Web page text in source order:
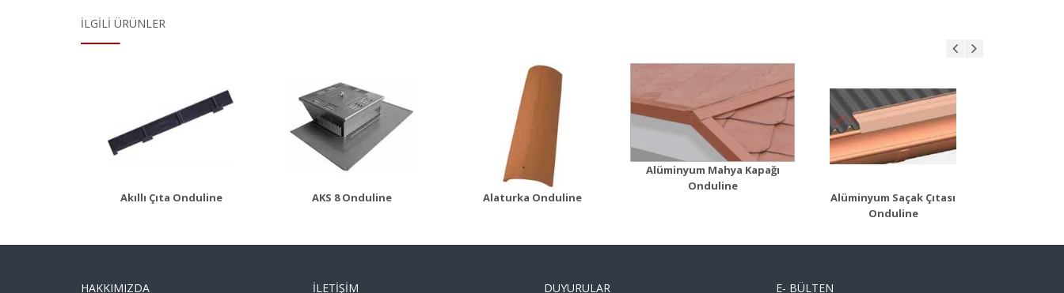
İLGILI ÜRÜNLER
Akıllı Çıta Onduline AKS 8 Onduline
AKS 8
Ürün Detayı
Alaturka Onduline
Alaturka
Ürün Detayı
Alüminyum Mahya Kapağı
Onduline
Alüminyum Mahya
Kapağı
Ürün Detayı
Alüminyum Saçak Çıtası
Onduline
Alüminyum Saçak
Çıtası
Ürün Detayı
Alüminyum Z-Profil
Ürün Detayı
HAKKIMIZDA İLETIŞIM DUYURULAR E- BÜLTEN